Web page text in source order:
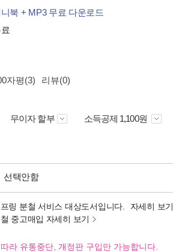
북 + MP3 무료 다운로드
자평(3) 리뷰(0)
무이자 할부 소득공제 1,100원
선택안함
링 분철 서비스 대상도서입니다.
자세히 보기
중고매입 자세히 보기
라 유통중단, 개정판 구입만 가능합니다.